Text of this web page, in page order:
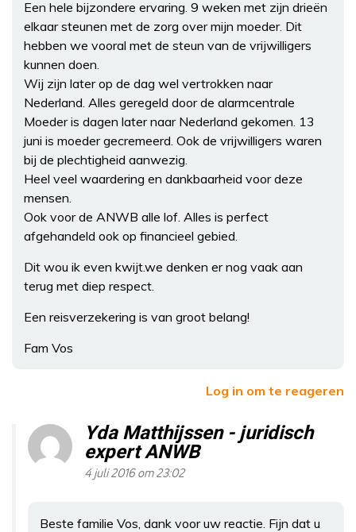
Een hele bijzondere ervaring. 9 weken met zijn drieën
elkaar steunen met de zorg over mijn moeder. Dit
hebben we vooral met de steun van de vrijwilligers
kunnen doen.
Wij zijn later op de dag wel vertrokken naar
Nederland. Alles geregeld door de alarmcentrale
Moeder is dagen later naar Nederland gekomen. 13
juni is moeder gecremeerd. Ook de vrijwilligers waren
bij de plechtigheid aanwezig.
Heel veel waardering en dankbaarheid voor deze
mensen.
Ook voor de ANWB alle lof. Alles is perfect
afgehandeld ook op financieel gebied.
Dit wou ik even kwijt.we denken er nog vaak aan
terug met diep respect.
Een reisverzekering is van groot belang!
Fam Vos
Log in om te reageren
Yda Matthijssen - juridisch
expert ANWB
4 juli 2016 om 23:02
Beste familie Vos, dank voor uw reactie. Fijn dat u